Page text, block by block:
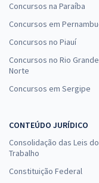
Concursos na Paraíba
Concursos em
Concursos no Piauí
Concursos no Rio
Norte
Concursos em Sergipe
CONTEÚDO JURÍDICO
Consolidação das Leis do
Trabalho
Constituição Federal